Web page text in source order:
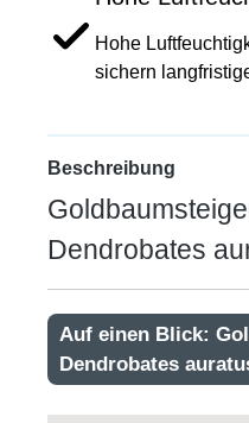
Hohe
sichern
Beschreibung
Dendrobates
Auf einen Blick:
Dendrobates